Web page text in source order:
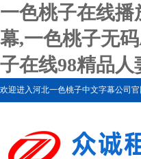
一色桃子在线
幕,一色桃子无
子在线98精品人
欢迎进入河北一色桃子中文字幕公司官网